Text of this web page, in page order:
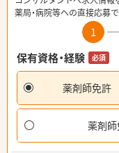
薬局・病院等への直接応募
1
保有資格・経験
必須
薬剤師免許
薬剤師